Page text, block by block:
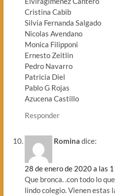
Cristina Cabib
Silvia Fernanda Salgado
Nicolas Avendano
Monica Filipponi
Ernesto Zeitlin
Pedro Navarro
Patricia Diel
Pablo G Rojas
Azucena Castillo
Responder
Romina dice:
28 de enero de 2020 a las
Que bronca. .con todo lo
lindo colegio. Vienen estas